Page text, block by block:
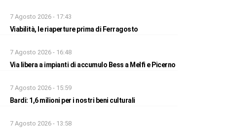
7 Agosto 2026 - 17:43
Viabilità, le riaperture prima di Ferragosto
7 Agosto 2026 - 16:48
Via libera a impianti di accumulo Bess a Melfi e Picerno
7 Agosto 2026 - 15:59
Bardi: 1,6 milioni per i nostri beni culturali
7 Agosto 2026 - 13:58